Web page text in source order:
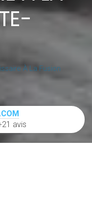
À La Fusion
avis